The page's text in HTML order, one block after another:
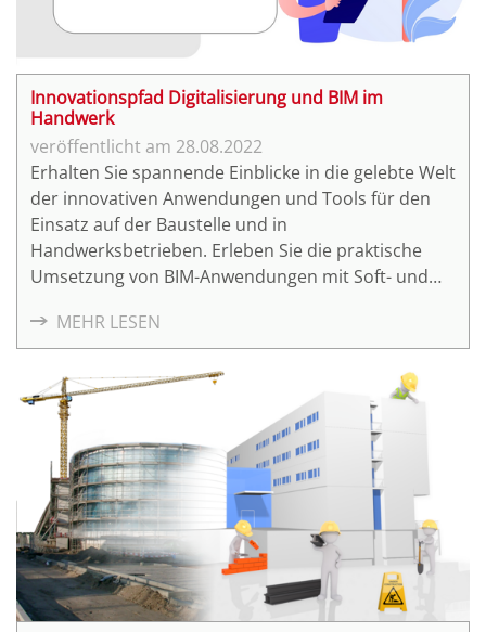
Innovationspfad Digitalisierung und BIM im
Handwerk
28.08.2022
Erhalten Sie spannende Einblicke in die gelebte Welt
der innovativen Anwendungen und Tools für den
Einsatz auf der Baustelle und in
Handwerksbetrieben. Erleben Sie die praktische
Umsetzung von BIM-Anwendungen mit Soft- und
selbst Hand an.
MEHR LESEN